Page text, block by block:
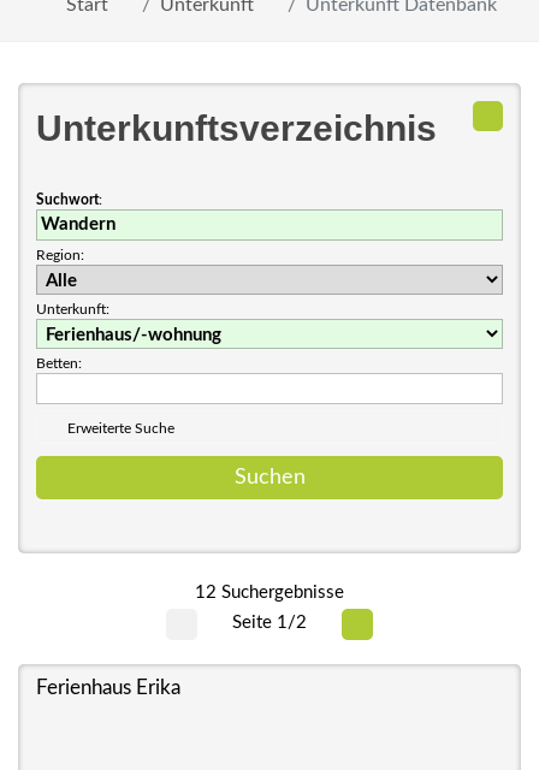
Start Unterkunft Unterkunft Datenbank
Unterkunftsverzeichnis
Suchwort:
Region:
Unterkunft:
Betten:
Erweiterte Suche
12 Suchergebnisse
Seite 1/2
Ferienhaus Erika